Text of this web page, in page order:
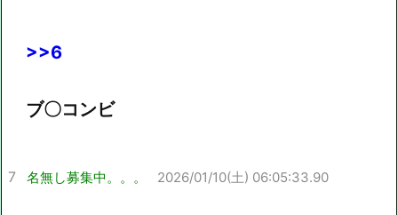
>>6
ブ〇コンビ
7 名無し募集中。。。 2026/01/10(土) 06:05:33.90